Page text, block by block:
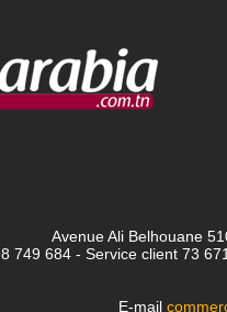
Avenue Ali Belhouane
749 684 - Service client 73
E-mail